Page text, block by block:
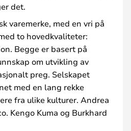
det.
varemerke, med en vri på
to hovedkvaliteter:
Begge er basert på
om utvikling av
preg. Selskapet
med en lang rekke
fra ulike kulturer. Andrea
Kengo Kuma og Burkhard